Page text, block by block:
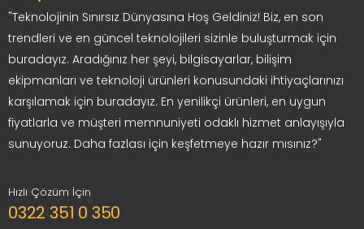
"Teknolojinin Sınırsız Dünyasına Hoş Geldiniz! Biz, en son
trendleri ve en güncel teknolojileri sizinle buluşturmak için
buradayız. Aradığınız her şeyi, bilgisayarlar, bilişim
ekipmanları ve teknoloji ürünleri konusundaki ihtiyaçlarınızı
karşılamak için buradayız. En yenilikçi ürünleri, en uygun
fiyatlarla ve müşteri memnuniyeti odaklı hizmet anlayışıyla
sunuyoruz. Daha fazlası için keşfetmeye hazır mısınız?"
Hızlı Çözüm İçin
0322 351 0 350